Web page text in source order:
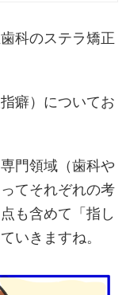
科のステラ矯正
癖）についてお
門領域（歯科や
てそれぞれの考
も含めて「指し
いきますね。